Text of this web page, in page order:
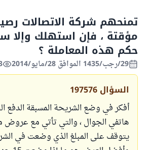
تمنحهم شركة الاتصالات
مؤقتة ، فإن استهلك وإلا
حكم هذه المعاملة ؟
29/رجب/1435 الموافق 28/مايو/2014
السؤال 197576
أفكر في وضع الشريحة المسبقة الدفع
هاتفي الجوال ، والتي تأتي مع عروض
يتوقف على المبلغ الذي وضعت في